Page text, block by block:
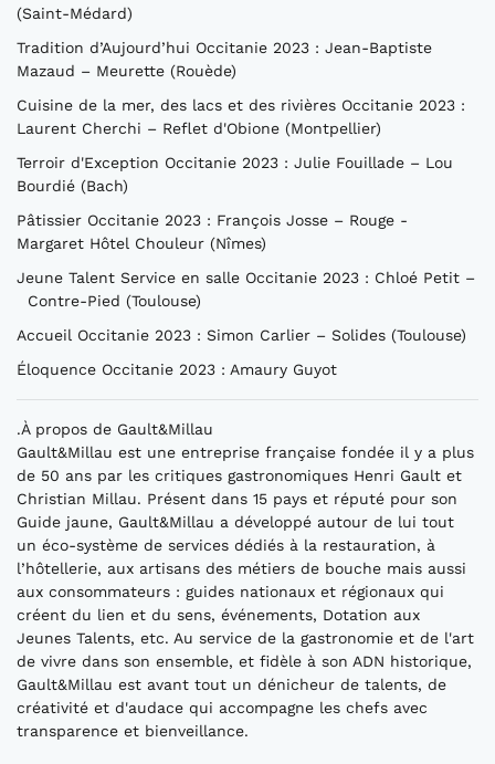
(Saint-Médard)
Tradition d’Aujourd’hui Occitanie 2023 : Jean-Baptiste
Mazaud – Meurette (Rouède)
Cuisine de la mer, des lacs et des rivières Occitanie 2023 :
Laurent Cherchi – Reflet d'Obione (Montpellier)
Terroir d'Exception Occitanie 2023 : Julie Fouillade – Lou
Bourdié (Bach)
Pâtissier Occitanie 2023 : François Josse – Rouge -
Margaret Hôtel Chouleur (Nîmes)
Jeune Talent Service en salle Occitanie 2023 : Chloé Petit –
Contre-Pied (Toulouse)
Accueil Occitanie 2023 : Simon Carlier – Solides (Toulouse)
Éloquence Occitanie 2023 : Amaury Guyot
.À propos de Gault&Millau
Gault&Millau est une entreprise française fondée il y a plus
de 50 ans par les critiques gastronomiques Henri Gault et
Christian Millau. Présent dans 15 pays et réputé pour son
Guide jaune, Gault&Millau a développé autour de lui tout
un éco-système de services dédiés à la restauration, à
l’hôtellerie, aux artisans des métiers de bouche mais aussi
aux consommateurs : guides nationaux et régionaux qui
créent du lien et du sens, événements, Dotation aux
Jeunes Talents, etc. Au service de la gastronomie et de l'art
de vivre dans son ensemble, et fidèle à son ADN historique,
Gault&Millau est avant tout un dénicheur de talents, de
créativité et d'audace qui accompagne les chefs avec
transparence et bienveillance.